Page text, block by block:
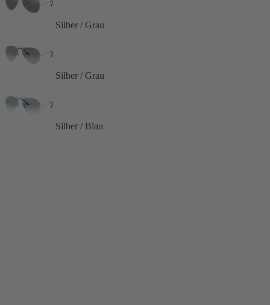
Silber / Grau
Silber / Grau
Silber / Blau